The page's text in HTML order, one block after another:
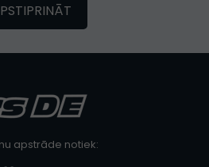
apstrāde notiek: